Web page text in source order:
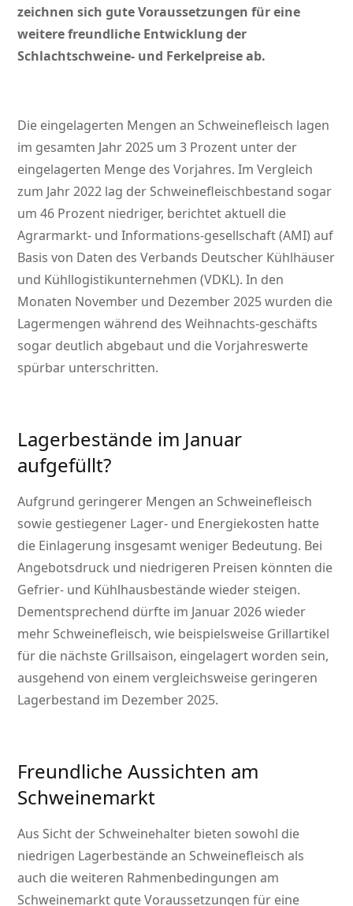
zeichnen sich gute Voraussetzungen für eine
weitere freundliche Entwicklung der
Schlachtschweine- und Ferkelpreise ab.
Die eingelagerten Mengen an Schweinefleisch lagen
im gesamten Jahr 2025 um 3 Prozent unter der
eingelagerten Menge des Vorjahres. Im Vergleich
zum Jahr 2022 lag der Schweinefleischbestand sogar
um 46 Prozent niedriger, berichtet aktuell die
Agrarmarkt- und Informations-gesellschaft (AMI) auf
Basis von Daten des Verbands Deutscher Kühlhäuser
und Kühllogistikunternehmen (VDKL). In den
Monaten November und Dezember 2025 wurden die
Lagermengen während des Weihnachts-geschäfts
sogar deutlich abgebaut und die Vorjahreswerte
spürbar unterschritten.
Lagerbestände im Januar
aufgefüllt?
Aufgrund geringerer Mengen an Schweinefleisch
sowie gestiegener Lager- und Energiekosten hatte
die Einlagerung insgesamt weniger Bedeutung. Bei
Angebotsdruck und niedrigeren Preisen könnten die
Gefrier- und Kühlhausbestände wieder steigen.
Dementsprechend dürfte im Januar 2026 wieder
mehr Schweinefleisch, wie beispielsweise Grillartikel
für die nächste Grillsaison, eingelagert worden sein,
ausgehend von einem vergleichsweise geringeren
Lagerbestand im Dezember 2025.
Freundliche Aussichten am
Schweinemarkt
Aus Sicht der Schweinehalter bieten sowohl die
niedrigen Lagerbestände an Schweinefleisch als
auch die weiteren Rahmenbedingungen am
Schweinemarkt gute Voraussetzungen für eine